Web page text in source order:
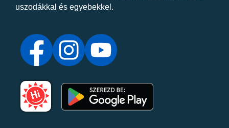
uszodákkal és egyebekkel.